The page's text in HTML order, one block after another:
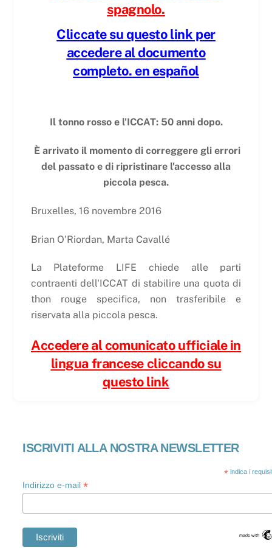
spagnolo.
Cliccate su questo link per
accedere al documento
completo. en español
Il tonno rosso e l'ICCAT: 50 anni dopo.
È arrivato il momento di correggere gli errori
del passato e di ripristinare l'accesso alla
piccola pesca.
Bruxelles, 16 novembre 2016
Brian O'Riordan, Marta Cavallé
La Plateforme LIFE chiede alle parti
contraenti dell'ICCAT di stabilire una quota di
thon rouge specifica, non trasferibile e
riservata alla piccola pesca.
Accedere al comunicato ufficiale in
lingua francese cliccando su
questo link
ISCRIVITI ALLA NOSTRA NEWSLETTER
* indica i
Indirizzo e-mail*